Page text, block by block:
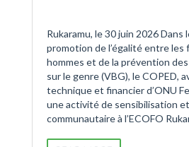
Rukaramu, le 30 juin 2026 Dans
promotion de l’égalité entre les
hommes et de la prévention
sur le genre (VBG), le COPED,
technique et financier d’ONU
une activité de sensibilisation
communautaire à l’ECOFO